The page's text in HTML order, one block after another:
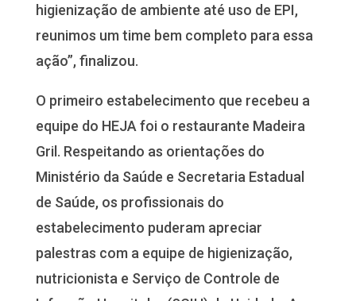
higienização de ambiente até uso de EPI,
reunimos um time bem completo para essa
ação”, finalizou.
O primeiro estabelecimento que recebeu a
equipe do HEJA foi o restaurante Madeira
Gril. Respeitando as orientações do
Ministério da Saúde e Secretaria Estadual
de Saúde, os profissionais do
estabelecimento puderam apreciar
palestras com a equipe de higienização,
nutricionista e Serviço de Controle de